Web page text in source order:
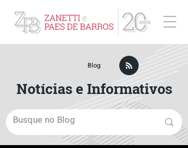
Post
Blog
Notícias e Informativos